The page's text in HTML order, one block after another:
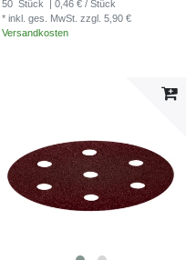
50 Stück
| 0,46 € / Stück
* inkl. ges. MwSt.zzgl. 5,90 €
Versandkosten